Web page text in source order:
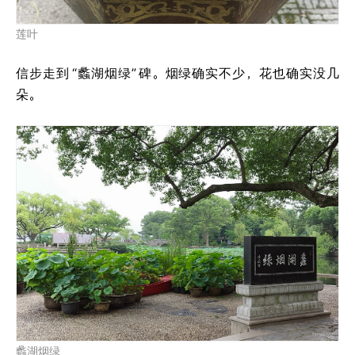
莲叶
信步走到 “蠡湖烟绿”碑。烟绿确实不少，花也确实没几
朵。
蠡湖烟绿